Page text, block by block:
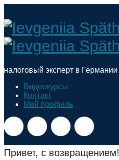
Ievgeniia
Späth
налоговый эксперт в Германии
Видеокурсы
Контакт
Мой профиль
Привет, с возвращением!